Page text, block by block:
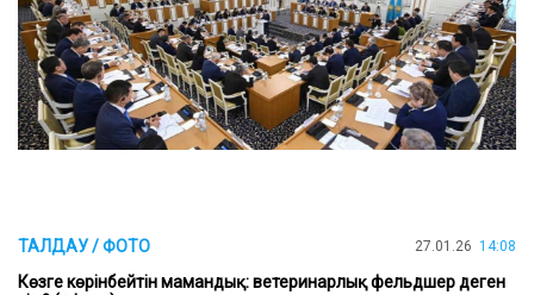
ТАЛДАУ / ФОТО 27.01.26 14:08
Көзге көрінбейтін мамандық: ветеринарлық фельдшер деген